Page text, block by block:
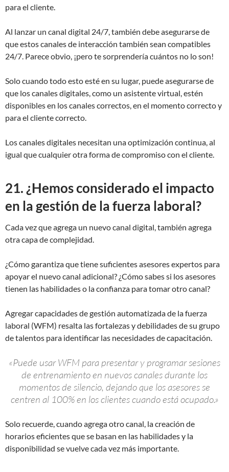
para el cliente.
Al lanzar un canal digital 24/7, también debe asegurarse de
que estos canales de interacción también sean compatibles
24/7. Parece obvio, ¡pero te sorprendería cuántos no lo son!
Solo cuando todo esto esté en su lugar, puede asegurarse de
que los canales digitales, como un asistente virtual, estén
disponibles en los canales correctos, en el momento correcto y
para el cliente correcto.
Los canales digitales necesitan una optimización continua, al
igual que cualquier otra forma de compromiso con el cliente.
21. ¿Hemos considerado el impacto
en la gestión de la fuerza laboral?
Cada vez que agrega un nuevo canal digital, también agrega
otra capa de complejidad.
¿Cómo garantiza que tiene suficientes asesores expertos para
apoyar el nuevo canal adicional? ¿Cómo sabes si los asesores
tienen las habilidades o la confianza para tomar otro canal?
Agregar capacidades de gestión automatizada de la fuerza
laboral (WFM) resalta las fortalezas y debilidades de su grupo
de talentos para identificar las necesidades de capacitación.
«Puede usar WFM para presentar y programar sesiones
de entrenamiento en nuevos canales durante los
momentos de silencio, dejando que los asesores se
centren al 100% en los clientes cuando está ocupado.»
Solo recuerde, cuando agrega otro canal, la creación de
horarios eficientes que se basan en las habilidades y la
disponibilidad se vuelve cada vez más importante.